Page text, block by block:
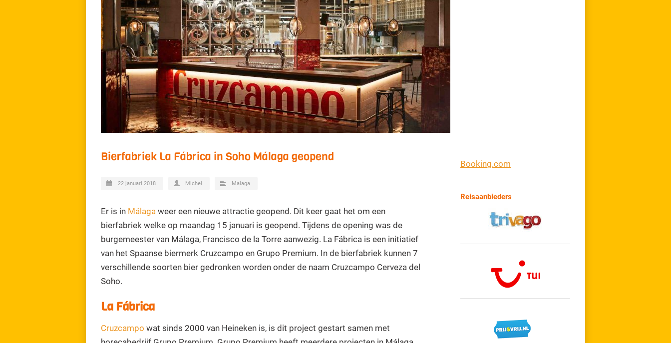
Bierfabriek La Fábrica in Soho Málaga geopend
22 januari 2018 Michel Malaga
Er is in Málaga weer een nieuwe attractie geopend. Dit keer gaat het om een
bierfabriek welke op maandag 15 januari is geopend. Tijdens de opening was de
burgemeester van Málaga, Francisco de la Torre aanwezig. La Fábrica is een initiatief
van het Spaanse biermerk Cruzcampo en Grupo Premium. In de bierfabriek kunnen 7
verschillende soorten bier gedronken worden onder de naam Cruzcampo Cerveza del
Soho.
La Fábrica
Cruzcampo wat sinds 2000 van Heineken is, is dit project gestart samen met
Booking.com
Reisaanbieders